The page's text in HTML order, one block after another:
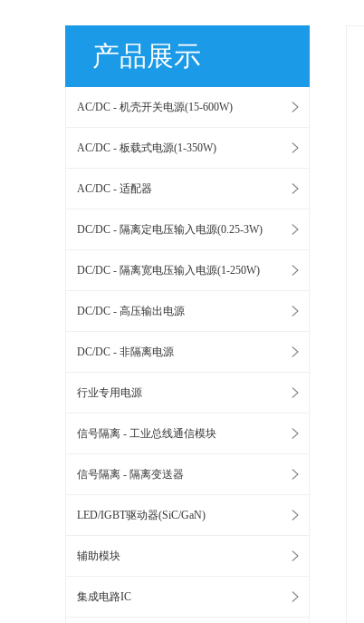
产品展示
AC/DC - 机壳开关电源(15-600W)
AC/DC - 板载式电源(1-350W)
AC/DC - 适配器
DC/DC - 隔离定电压输入电源(0.25-3W)
DC/DC - 隔离宽电压输入电源(1-250W)
DC/DC - 高压输出电源
DC/DC - 非隔离电源
行业专用电源
信号隔离 - 工业总线通信模块
信号隔离 - 隔离变送器
LED/IGBT驱动器(SiC/GaN)
辅助模块
集成电路IC